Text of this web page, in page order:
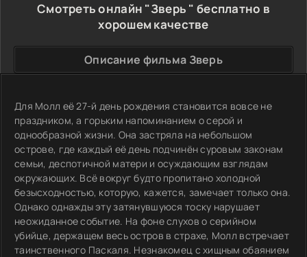
Смотреть онлайн "Зверь " бесплатно в
хорошем качестве
Описание фильма Зверь
Для Молл её 27-й день рождения становится вовсе не
праздником, а горьким напоминанием о серой и
однообразной жизни. Она застряла на небольшом
острове, где каждый её день подчинён суровым законам
семьи, деспотичной матери и осуждающим взглядам
окружающих. Всё вокруг будто пропитано холодной
безысходностью, которую, кажется, замечает только она.
Однако однажды эту затянувшуюся тоску нарушает
неожиданное событие. На фоне слухов о серийном
убийце, держащем весь остров в страхе, Молл встречает
таинственного Паскаля. Незнакомец с хищным обаянием